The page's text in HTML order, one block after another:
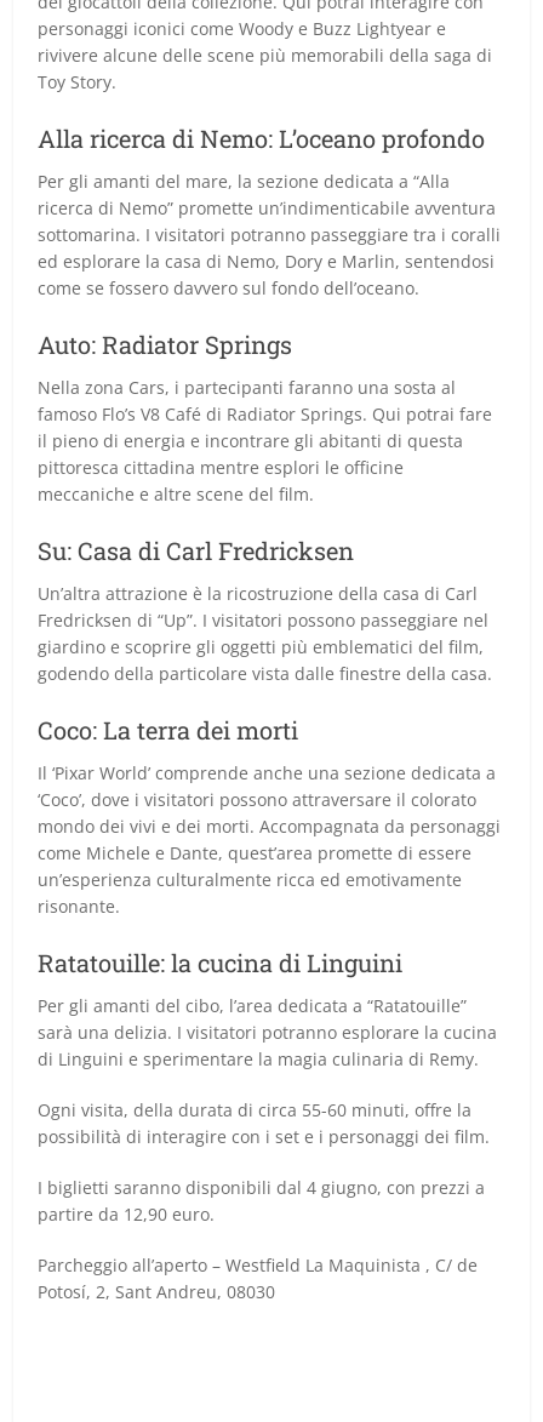
personaggi iconici come Woody e Buzz Lightyear e
rivivere alcune delle scene più memorabili della saga di
Toy Story.
Alla ricerca di Nemo: L’oceano profondo
Per gli amanti del mare, la sezione dedicata a “Alla
ricerca di Nemo” promette un’indimenticabile avventura
sottomarina. I visitatori potranno passeggiare tra i coralli
ed esplorare la casa di Nemo, Dory e Marlin, sentendosi
come se fossero davvero sul fondo dell’oceano.
Auto: Radiator Springs
Nella zona Cars, i partecipanti faranno una sosta al
famoso Flo’s V8 Café di Radiator Springs. Qui potrai fare
il pieno di energia e incontrare gli abitanti di questa
pittoresca cittadina mentre esplori le officine
meccaniche e altre scene del film.
Su: Casa di Carl Fredricksen
Un’altra attrazione è la ricostruzione della casa di Carl
Fredricksen di “Up”. I visitatori possono passeggiare nel
giardino e scoprire gli oggetti più emblematici del film,
godendo della particolare vista dalle finestre della casa.
Coco: La terra dei morti
Il ‘Pixar World’ comprende anche una sezione dedicata a
‘Coco’, dove i visitatori possono attraversare il colorato
mondo dei vivi e dei morti. Accompagnata da personaggi
come Michele e Dante, quest’area promette di essere
un’esperienza culturalmente ricca ed emotivamente
risonante.
Ratatouille: la cucina di Linguini
Per gli amanti del cibo, l’area dedicata a “Ratatouille”
sarà una delizia. I visitatori potranno esplorare la cucina
di Linguini e sperimentare la magia culinaria di Remy.
Ogni visita, della durata di circa 55-60 minuti, offre la
possibilità di interagire con i set e i personaggi dei film.
I biglietti saranno disponibili dal 4 giugno, con prezzi a
partire da 12,90 euro.
Parcheggio all’aperto – Westfield La Maquinista , C/ de
Potosí, 2, Sant Andreu, 08030